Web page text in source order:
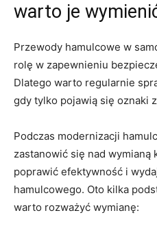
warto je
Przewody hamulcowe w
rolę w zapewnieniu
Dlatego‍ warto regularnie
gdy ​tylko pojawią się oznaki
Podczas​ modernizacji
zastanowić się nad
poprawić‌ efektywność i
hamulcowego. ⁤Oto kilka
warto ‌rozważyć wymianę: